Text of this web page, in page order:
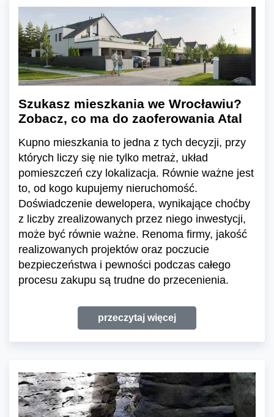
Szukasz mieszkania we Wrocławiu?
Zobacz, co ma do zaoferowania Atal
Kupno mieszkania to jedna z tych decyzji, przy
których liczy się nie tylko metraż, układ
pomieszczeń czy lokalizacja. Równie ważne jest
to, od kogo kupujemy nieruchomość.
Doświadczenie dewelopera, wynikające choćby
z liczby zrealizowanych przez niego inwestycji,
może być równie ważne. Renoma firmy, jakość
realizowanych projektów oraz poczucie
bezpieczeństwa i pewności podczas całego
procesu zakupu są trudne do przecenienia.
przeczytaj więcej